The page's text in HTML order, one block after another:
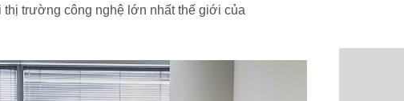
thị trường công nghệ lớn nhất thế giới của